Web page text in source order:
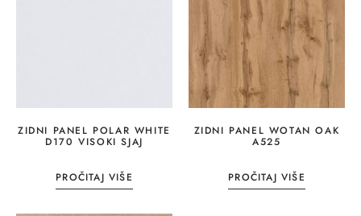
ZIDNI PANEL POLAR WHITE
D170 VISOKI SJAJ
PROČITAJ VIŠE
ZIDNI PANEL WOTAN OAK
A525
PROČITAJ VIŠE